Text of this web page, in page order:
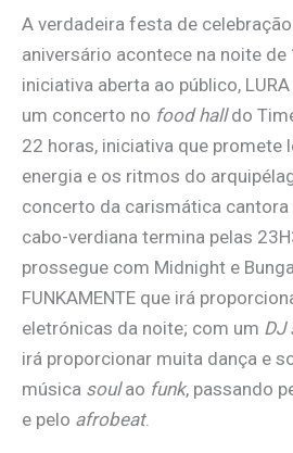
A verdadeira festa de
aniversário acontece na noite de
iniciativa aberta ao público,
um concerto no food halldo
22 horas, iniciativa que promete
energia e os ritmos do
concerto da carismática cantora
cabo-verdiana termina pelas
prossegue com Midnight e
FUNKAMENTE que irá
eletrónicas da noite; com um DJ
irá proporcionar muita dança e
música soulao funk, passando
e pelo afrobeat.